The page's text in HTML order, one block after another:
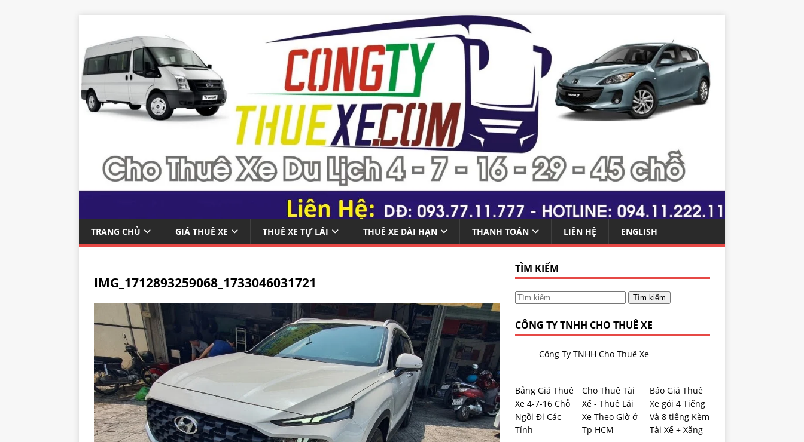
TRANG CHỦ GIÁ THUÊ XE THUÊ XE TỰ LÁI THUÊ XE DÀI HẠN THANH TOÁN LIÊN HỆ ENGLISH
IMG_1712893259068_1733046031721
TÌM KIẾM
CÔNG TY TNHH CHO THUÊ XE
Công Ty TNHH Cho Thuê Xe
Bảng Giá Thuê
Xe 4-7-16 Chỗ
Ngồi Đi Các
Tỉnh
Cho Thuê Tài
Xế - Thuê Lái
Xe Theo Giờ ở
Tp HCM
Báo Giá Thuê
Xe gói 4 Tiếng
Và 8 tiếng Kèm
Tài Xế + Xăng